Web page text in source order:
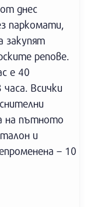
днес
паркомати,
закупят
репове.
е 40
Всички
на пътното
и
– 10